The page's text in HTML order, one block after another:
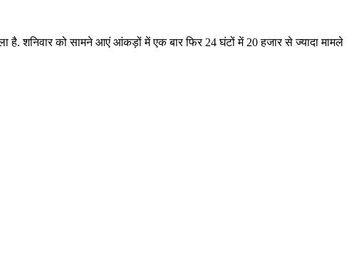
है. शनिवार को सामने आएं आंकड़ों में एक बार फिर 24 घंटों में 20 हजार से ज्यादा मामले